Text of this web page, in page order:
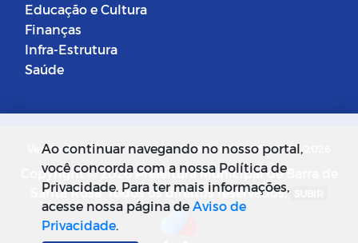
Educação e Cultura
Finanças
Infra-Estrutura
Saúde
Versão do Sistema: 5.0.268 Data da Versão: 18/03/2026
Copyright © 2026 Prefeitura Municipal de Barra de
Santa Rosa. Todos os direitos reservados.
Ao continuar navegando no nosso portal,
você concorda com a nossa Política de
Privacidade. Para ter mais informações,
acesse nossa página deAviso de
Privacidade.